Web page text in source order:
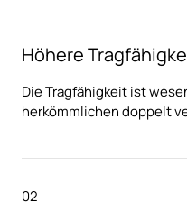
Höhere
Die Tragfähigkeit ist
herkömmlichen doppelt
02